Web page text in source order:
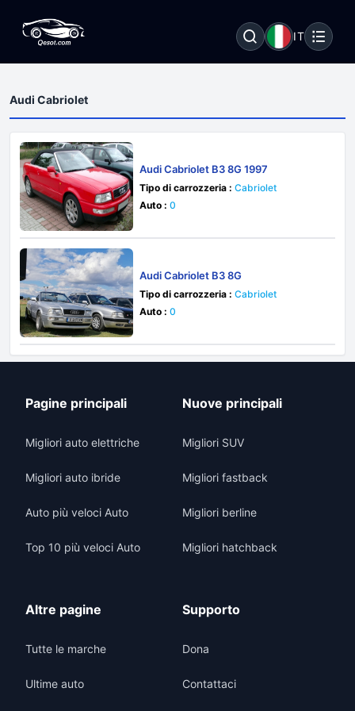
IT
Audi Cabriolet
Audi Cabriolet B3 8G 1997
Tipo di carrozzeria : Cabriolet
Auto : 0
Audi Cabriolet B3 8G
Tipo di carrozzeria : Cabriolet
Auto : 0
Pagine principali
Migliori auto elettriche
Migliori auto ibride
Auto più veloci Auto
Top 10 più veloci Auto
Nuove principali
Migliori SUV
Migliori fastback
Migliori berline
Migliori hatchback
Altre pagine
Tutte le marche
Ultime auto
Supporto
Dona
Contattaci